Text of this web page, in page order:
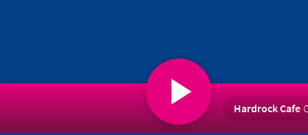
Hardrock Cafe